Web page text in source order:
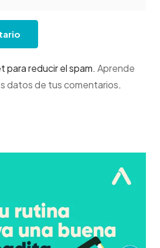
para reducir el spam. Aprende
datos de tus comentarios.